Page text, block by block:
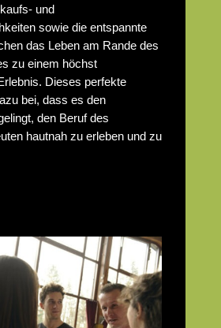
und
sowie die entspannte
das Leben am Rande des
zu einem höchst
Dieses perfekte
bei, dass es den
den Beruf des
hautnah zu erleben und zu